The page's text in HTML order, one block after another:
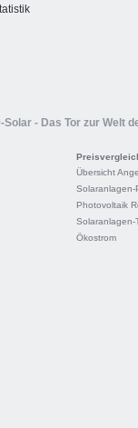
Solar - Das Tor zur Welt
Übersicht
Solaranlagen-
Photovoltaik
Solaranlagen-
Ökostrom